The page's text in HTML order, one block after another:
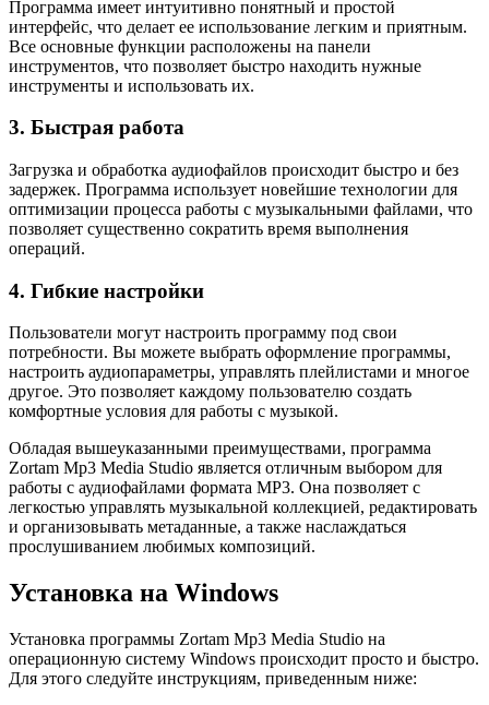
Программа имеет интуитивно понятный и простой
интерфейс, что делает ее использование легким и приятным.
Все основные функции расположены на панели
инструментов, что позволяет быстро находить нужные
инструменты и использовать их.
3. Быстрая работа
Загрузка и обработка аудиофайлов происходит быстро и без
задержек. Программа использует новейшие технологии для
оптимизации процесса работы с музыкальными файлами, что
позволяет существенно сократить время выполнения
операций.
4. Гибкие настройки
Пользователи могут настроить программу под свои
потребности. Вы можете выбрать оформление программы,
настроить аудиопараметры, управлять плейлистами и многое
другое. Это позволяет каждому пользователю создать
комфортные условия для работы с музыкой.
Обладая вышеуказанными преимуществами, программа
Zortam Mp3 Media Studio является отличным выбором для
работы с аудиофайлами формата MP3. Она позволяет с
легкостью управлять музыкальной коллекцией, редактировать
и организовывать метаданные, а также наслаждаться
прослушиванием любимых композиций.
Установка на Windows
Установка программы Zortam Mp3 Media Studio на
операционную систему Windows происходит просто и быстро.
Для этого следуйте инструкциям, приведенным ниже: